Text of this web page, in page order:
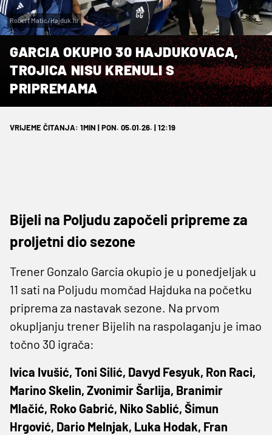
Robert Matic/Hajduk.hr
GARCIA OKUPIO 30 HAJDUKOVACA,
TROJICA NISU KRENULI S
PRIPREMAMA
VRIJEME ČITANJA: 1MIN | PON. 05.01.26. | 12:19
Bijeli na Poljudu započeli pripreme za
proljetni dio sezone
Trener Gonzalo Garcia okupio je u ponedjeljak u
11 sati na Poljudu momčad Hajduka na početku
priprema za nastavak sezone. Na prvom
okupljanju trener Bijelih na raspolaganju je imao
točno 30 igrača:
Ivica Ivušić, Toni Silić, Davyd Fesyuk, Ron Raci,
Marino Skelin, Zvonimir Šarlija, Branimir
Mlačić, Roko Gabrić, Niko Sablić, Šimun
Hrgović, Dario Melnjak, Luka Hodak, Fran